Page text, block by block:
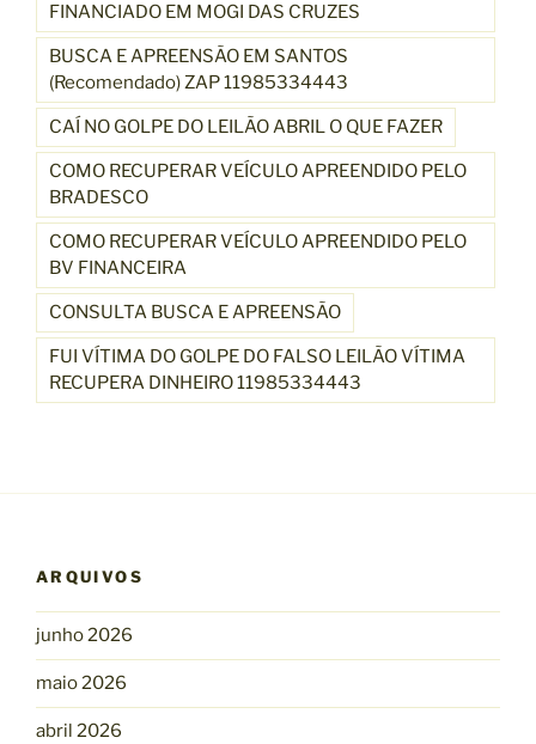
FINANCIADO EM MOGI DAS CRUZES
BUSCA E APREENSÃO EM SANTOS
(Recomendado) ZAP 11985334443
CAÍ NO GOLPE DO LEILÃO ABRIL O QUE FAZER
COMO RECUPERAR VEÍCULO APREENDIDO PELO
BRADESCO
COMO RECUPERAR VEÍCULO APREENDIDO PELO
BV FINANCEIRA
CONSULTA BUSCA E APREENSÃO
FUI VÍTIMA DO GOLPE DO FALSO LEILÃO VÍTIMA
RECUPERA DINHEIRO 11985334443
ARQUIVOS
junho 2026
maio 2026
abril 2026